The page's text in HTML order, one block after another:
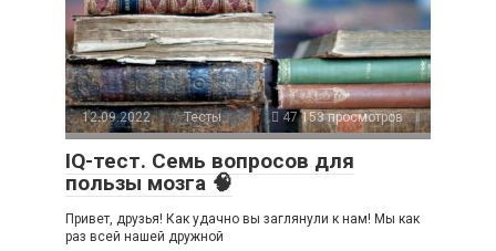
12.09.2022 Тесты 47 153 просмотров
IQ-тест. Семь вопросов для
пользы мозга 🧠
Привет, друзья! Как удачно вы заглянули к нам! Мы как
раз всей нашей дружной